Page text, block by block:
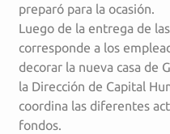
preparó para la ocasión.
Luego de la entrega de
corresponde a los
decorar la nueva casa de
la Dirección de Capital
coordina las diferentes
fondos.